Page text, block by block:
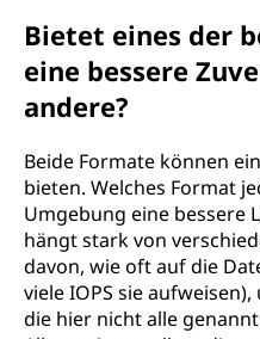
Bietet eines der
eine bessere
andere?
Beide Formate können
bieten. Welches Format
Umgebung eine bessere
hängt stark von
davon, wie oft auf die
viele IOPS sie
die hier nicht alle